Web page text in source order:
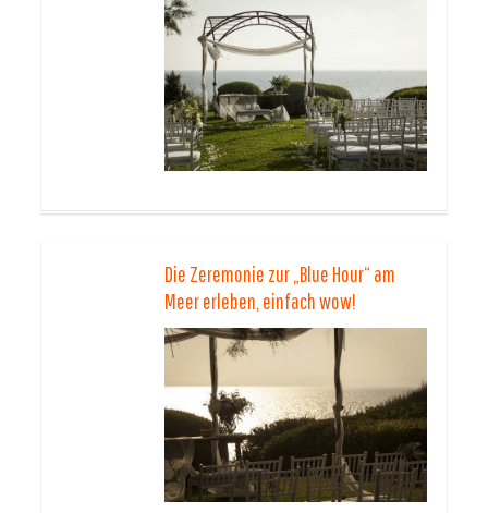
Die Zeremonie zur „Blue Hour“ am
Meer erleben, einfach wow!